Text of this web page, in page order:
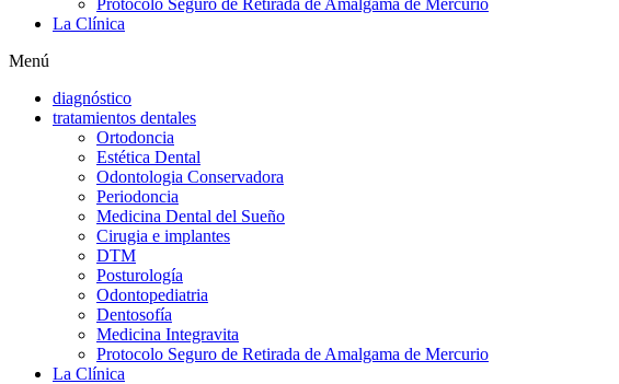
Protocolo Seguro de Retirada de Amalgama de Mercurio
La Clínica
Menú
diagnóstico
tratamientos dentales
Ortodoncia
Estética Dental
Odontologia Conservadora
Periodoncia
Medicina Dental del Sueño
Cirugia e implantes
DTM
Posturología
Odontopediatria
Dentosofía
Medicina Integravita
Protocolo Seguro de Retirada de Amalgama de Mercurio
La Clínica